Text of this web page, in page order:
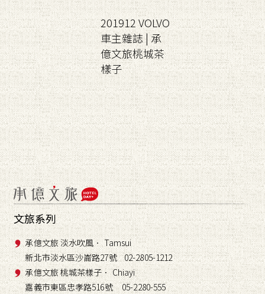
201912 VOLVO
車主雜誌 | 承
億文旅桃城茶
樣子
文旅系列
承億文旅 淡水吹風． Tamsui
新北市淡水區沙崙路27號 02-2805-1212
承億文旅 桃城茶樣子． Chiayi
嘉義市東區忠孝路516號 05-2280-555